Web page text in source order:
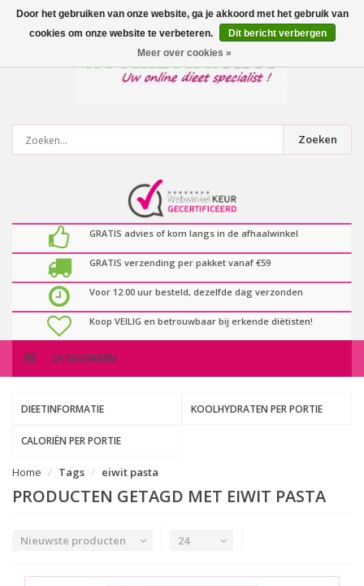
0artikelen
Zoeken
GRATIS advies of kom langs in de afhaalwinkel
GRATIS verzending per pakket vanaf €59
Voor 12.00 uur besteld, dezelfde dag verzonden
Koop VEILIG en betrouwbaar bij erkende diëtisten!
CATEGORIEËN
DIEETINFORMATIE KOOLHYDRATEN PER PORTIE
CALORIËN PER PORTIE
Home Tags eiwit pasta
PRODUCTEN GETAGD MET EIWIT PASTA
Nieuwste producten 24
Door het gebruiken van onze website, ga je akkoord met het gebruik van
cookies om onze website te verbeteren.
Dit bericht verbergen
Meer over cookies »